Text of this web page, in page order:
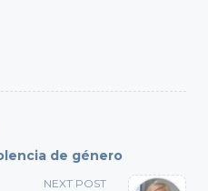
de género
NEXT POST